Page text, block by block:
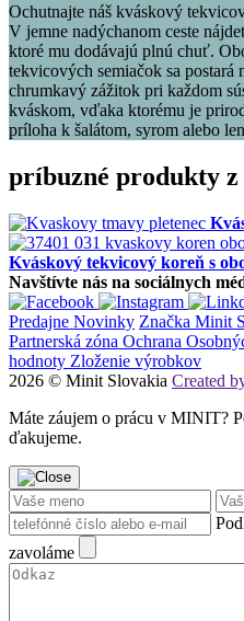
Ochutnajte náš kváskový
V jemne nadýchanom ceste
ktoré mu dodávajú plnú chuť.
tekvicových semiačok sa
chrumkavý zážitok pri každom
kváskom, vďaka ktorému je
príloha k šalátom, syrom alebo
príbuzné produkty z
Kváskový tekvicový koreň s
Navštívte nás na sociálnych
Predajne Novinky Značka Minit
Partnerská zóna Ochrana
hodnoty Zloženie výrobkov
2026 © Minit Slovakia Created
Máte záujem o prácu v MINIT?
ďakujeme.
zavoláme